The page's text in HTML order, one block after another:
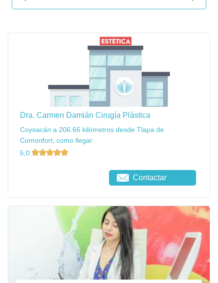
Dra. Carmen Damián Cirugía Plástica
Coyoacán a 206.66 kilómetros desde Tlapa de
Comonfort, como llegar
5,0
Contactar